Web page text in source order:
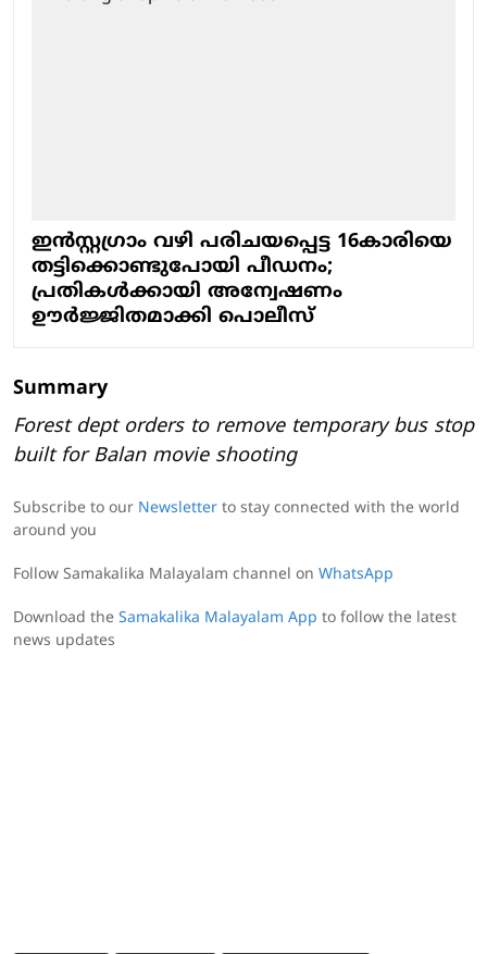
ഇന്‍സ്റ്റഗ്രാം വഴി പരിചയപ്പെട്ട 16കാരിയെ
തട്ടിക്കൊണ്ടുപോയി പീഡനം;
പ്രതികള്‍ക്കായി അന്വേഷണം
ഊര്‍ജ്ജിതമാക്കി പൊലീസ്
Summary
Forest dept orders to remove temporary bus stop
built for Balan movie shooting
Subscribe to our Newsletter to stay connected with the world
around you
Follow Samakalika Malayalam channel on WhatsApp
Download the Samakalika Malayalam App to follow the latest
news updates